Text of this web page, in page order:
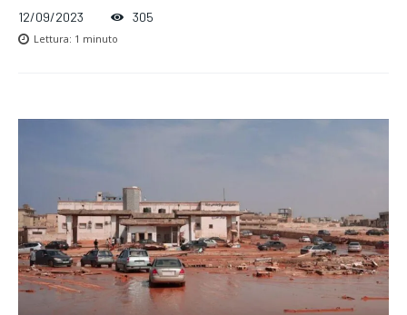
12/09/2023 305
Lettura: 1 minuto